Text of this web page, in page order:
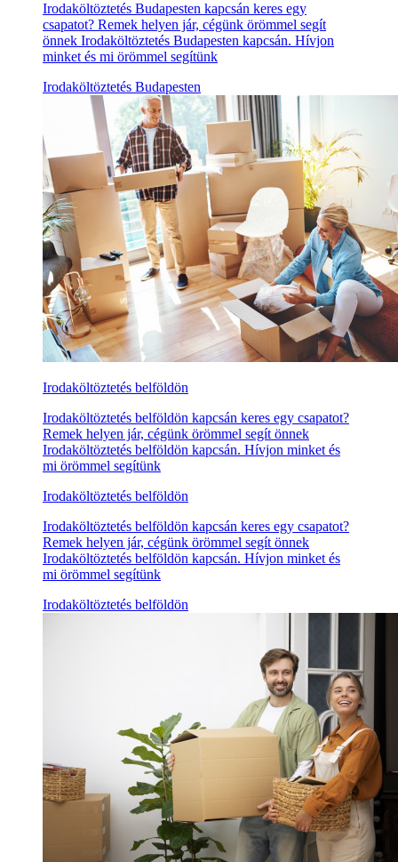
Irodaköltöztetés Budapesten kapcsán keres egy
csapatot? Remek helyen jár, cégünk örömmel segít
önnek Irodaköltöztetés Budapesten kapcsán. Hívjon
minket és mi örömmel segítünk
Irodaköltöztetés Budapesten
Irodaköltöztetés belföldön
Irodaköltöztetés belföldön kapcsán keres egy csapatot?
Remek helyen jár, cégünk örömmel segít önnek
Irodaköltöztetés belföldön kapcsán. Hívjon minket és
mi örömmel segítünk
Irodaköltöztetés belföldön
Irodaköltöztetés belföldön kapcsán keres egy csapatot?
Remek helyen jár, cégünk örömmel segít önnek
Irodaköltöztetés belföldön kapcsán. Hívjon minket és
mi örömmel segítünk
Irodaköltöztetés belföldön